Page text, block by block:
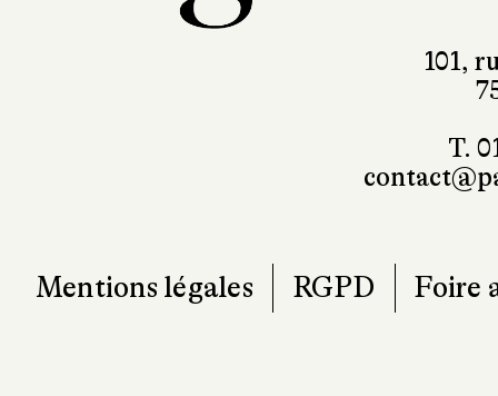
101,
T.
Mentions légales RGPD Foire